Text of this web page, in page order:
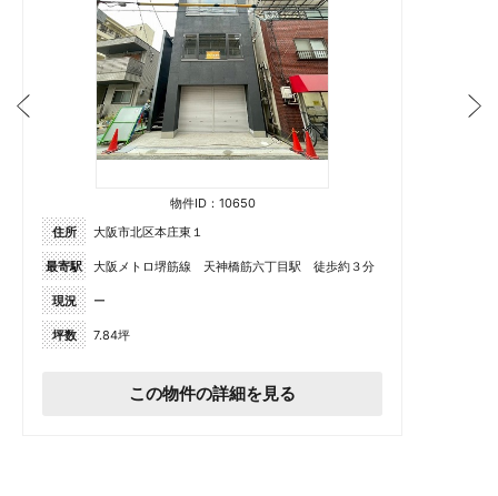
物件ID：10650
住所
大阪市北区本庄東１
最寄駅 大阪メトロ堺筋線 天神橋筋六丁目駅 徒歩約３分
現況 ー
坪数 7.84坪
この物件の詳細を見る